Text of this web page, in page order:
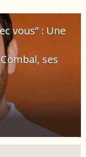
vous” : Une
ses